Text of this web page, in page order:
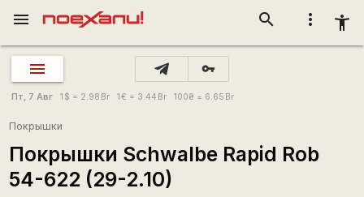
more_vert accessibility_new
search
menu
vpn_key
Пт, 7 Авг 1 $ = 2.98 Br 1€ = 3.44 Br 100₴ = 6.65 Br
Покрышки
Покрышки Schwalbe Rapid Rob
54-622 (29-2.10)